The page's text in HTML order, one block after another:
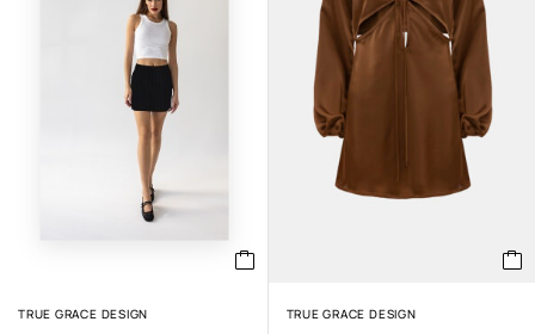
TRUE GRACE DESIGN TRUE GRACE DESIGN